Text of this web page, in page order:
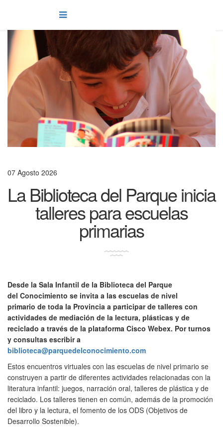
07 Agosto 2026
La Biblioteca del Parque inicia
talleres para escuelas
primarias
Desde la Sala Infantil de la Biblioteca del Parque
del Conocimiento se invita a las escuelas de nivel
primario de toda la Provincia a participar de talleres con
actividades de mediación de la lectura, plásticas y de
reciclado a través de la plataforma Cisco Webex. Por turnos
y consultas escribir a
biblioteca@parquedelconocimiento.com
Estos encuentros virtuales con las escuelas de nivel primario se
construyen a partir de diferentes actividades relacionadas con la
literatura infantil: juegos, narración oral, talleres de plástica y de
reciclado. Los talleres tienen en común, además de la promoción
del libro y la lectura, el fomento de los ODS (Objetivos de
Desarrollo Sostenible).